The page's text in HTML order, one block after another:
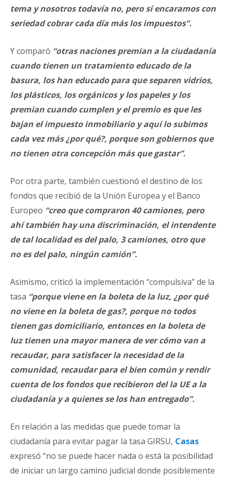
tema y nosotros todavía no, pero sí encaramos con
seriedad cobrar cada día más los impuestos”.
Y comparó “otras naciones premian a la ciudadanía
cuando tienen un tratamiento educado de la
basura, los han educado para que separen vidrios,
los plásticos, los orgánicos y los papeles y los
premian cuando cumplen y el premio es que les
bajan el impuesto inmobiliario y aquí lo subimos
cada vez más ¿por qué?, porque son gobiernos que
no tienen otra concepción más que gastar”.
Por otra parte, también cuestionó el destino de los
fondos que recibió de la Unión Europea y el Banco
Europeo “creo que compraron 40 camiones, pero
ahí también hay una discriminación, el intendente
de tal localidad es del palo, 3 camiones, otro que
no es del palo, ningún camión”.
Asimismo, criticó la implementación “compulsiva” de la
tasa “porque viene en la boleta de la luz, ¿por qué
no viene en la boleta de gas?, porque no todos
tienen gas domiciliario, entonces en la boleta de
luz tienen una mayor manera de ver cómo van a
recaudar, para satisfacer la necesidad de la
comunidad, recaudar para el bien común y rendir
cuenta de los fondos que recibieron del la UE a la
ciudadanía y a quienes se los han entregado”.
En relación a las medidas que puede tomar la
ciudadanía para evitar pagar la tasa GIRSU, Casas
expresó “no se puede hacer nada o está la posibilidad
de iniciar un largo camino judicial donde posiblemente